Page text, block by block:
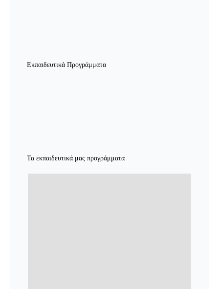
Εκπαιδευτικά Προγράμματα
Τα εκπαιδευτικά μας προγράμματα